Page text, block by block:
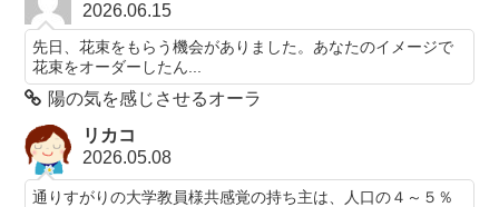
2026.06.15
先日、花束をもらう機会がありました。あなたのイメージで
花束をオーダーしたん...
陽の気を感じさせるオーラ
リカコ
2026.05.08
通りすがりの大学教員様共感覚の持ち主は、人口の４～５％